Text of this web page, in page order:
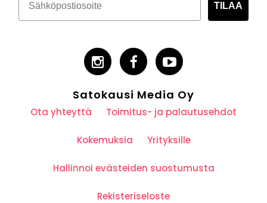
TILAA
Satokausi Media Oy
Ota yhteyttä Toimitus- ja palautusehdot
Kokemuksia Yrityksille
Hallinnoi evästeiden suostumusta
Rekisteriseloste